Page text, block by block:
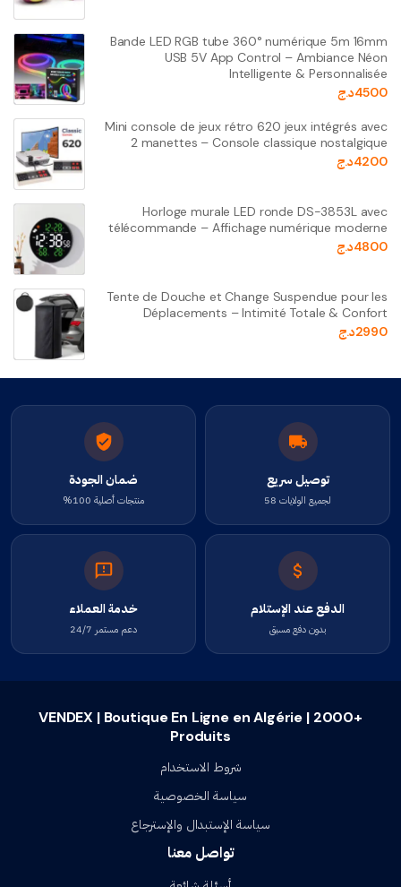
Bande LED RGB tube 360° numérique 5m 16mm
USB 5V App Control – Ambiance Néon
Intelligente & Personnalisée
4500د.ج
Mini console de jeux rétro 620 jeux intégrés avec
2 manettes – Console classique nostalgique
4200د.ج
Horloge murale LED ronde DS-3853L avec
télécommande – Affichage numérique moderne
4800د.ج
Tente de Douche et Change Suspendue pour les
Déplacements – Intimité Totale & Confort
2990د.ج
توصيل سريع
لجميع الولايات 58
ضمان الجودة
منتجات أصلية 100%
الدفع عند الإستلام
بدون دفع مسبق
خدمة العملاء
دعم مستمر 24/7
VENDEX | Boutique En Ligne en Algérie | 2000+
Produits
شروط الاستخدام
سياسة الخصوصية
سياسة الإستبدال والإسترجاع
تواصل معنا